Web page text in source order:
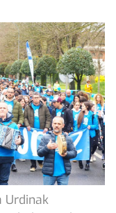
Urdinak